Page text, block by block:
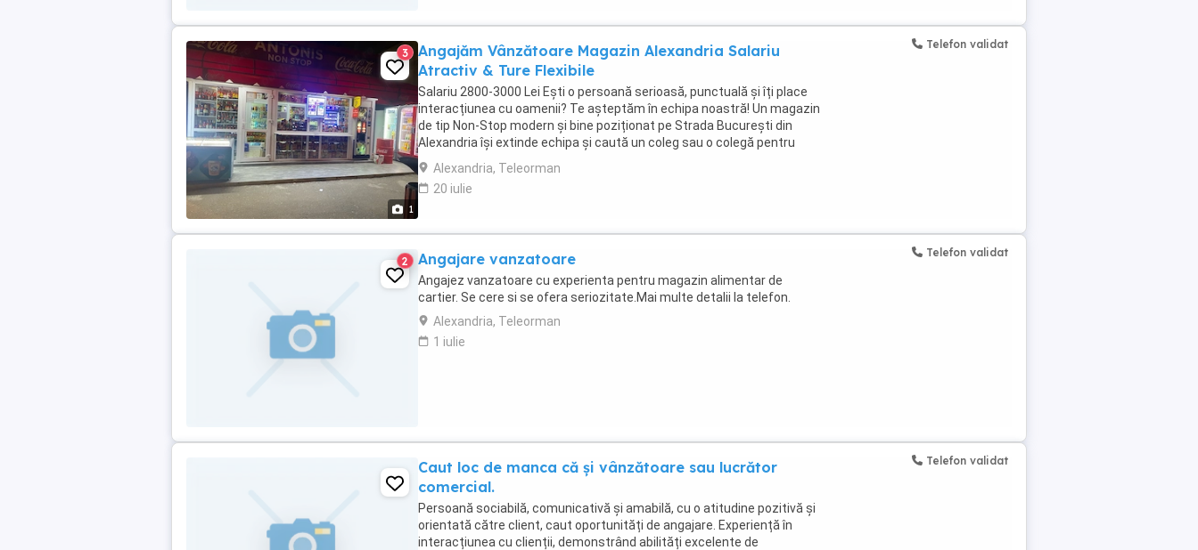
1
3
Angajăm Vânzătoare Magazin Alexandria Salariu
Atractiv & Ture Flexibile
Salariu 2800-3000 Lei Ești o persoană serioasă, punctuală și îți place
interacțiunea cu oamenii? Te așteptăm în echipa noastră! Un magazin
de tip Non-Stop modern și bine poziționat pe Strada București din
Alexandria își extinde echipa și caută un coleg sau o colegă pentru
postul de Vânzător Vânzătoare.Ce ...
Alexandria, Teleorman
20 iulie
Telefon validat
2 Angajare vanzatoare
Angajez vanzatoare cu experienta pentru magazin alimentar de
cartier. Se cere si se ofera seriozitate.Mai multe detalii la telefon.
Alexandria, Teleorman
1 iulie
Telefon validat
Caut loc de manca că și vânzătoare sau lucrător
comercial.
Persoană sociabilă, comunicativă și amabilă, cu o atitudine pozitivă și
orientată către client, caut oportunități de angajare. Experiență în
interacțiunea cu clienții, demonstrând abilități excelente de
Telefon validat